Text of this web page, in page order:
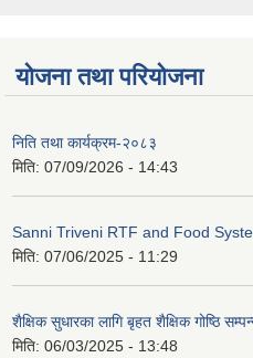
योजना तथा परियोजना
निति तथा कार्यक्रम-२०८३
मिति: 07/09/2026 - 14:43
Sanni Triveni RTF and Food
मिति: 07/06/2025 - 11:29
शैक्षिक सुधारका लागि बृहत शैक्षिक गोष्ठि
मिति: 06/03/2025 - 13:48